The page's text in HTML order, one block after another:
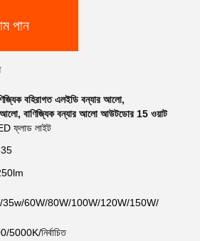
পান
বহিরাগত এলইডি বন্যার আলো,
আলো, বাণিজ্যিক বন্যার আলো আউটডোর 15 ওয়াট
ফ্লাড লাইট
35w/60W/80W/100W/120W/150W/
নির্বাচিত